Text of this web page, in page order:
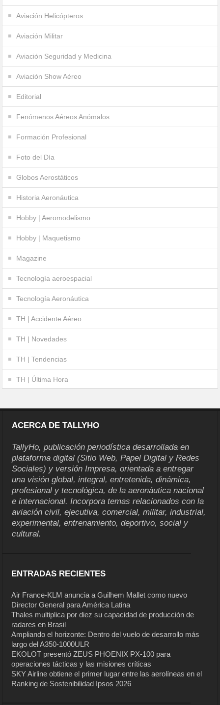
Aviación Helicópteros
Aviación Militar
Aviación Seguridad y Medicina
Aviación Show Aéreo
Editorial
Fenómenos Aéreos Anómalos
Formación Profesional
Foto del Día
Globos Aerostáticos
Historia Aeronáutica
Hobby | Aeromodelismo
Hobby | Maquetismo
Magazine
Tecnología aeroespacial
Tecnología Aeronáutica
TH | Accidente Aéreo
TH | Novedades
TH | Tendencias
TH | Última Hora
ACERCA DE TALLYHO
TallyHo, publicación periodística desarrollada en
plataforma digital (Sitio Web, Papel Digital y Redes
Sociales) y versión Impresa, orientada a entregar
una visión global, integral, entretenida, dinámica,
profesional y tecnológica, de la aeronáutica nacional
e internacional. Incorpora temas relacionados con la
aviación civil, ejecutiva, comercial, militar, industrial,
experimental, entrenamiento, deportivo, social y
cultural.
ENTRADAS RECIENTES
Air France-KLM anuncia a Guilhem Mallet como nuevo
Director General para América Latina
Thales multiplica por diez su capacidad de producción de
radares en Brasil
Ampliando el horizonte: Dentro del vuelo de desarrollo más
largo del A350-1000ULR
EKOLOT presentó ZEUS PHOENIX PX-100 para
operaciones tácticas y las misiones críticas
SKY Airline obtiene el primer lugar entre las aerolíneas en el
Ranking de Sostenibilidad Ipsos 2026